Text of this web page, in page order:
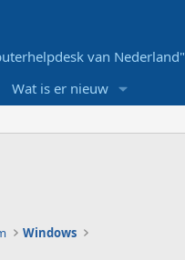
van Nederland"
Wat is er nieuw
Windows